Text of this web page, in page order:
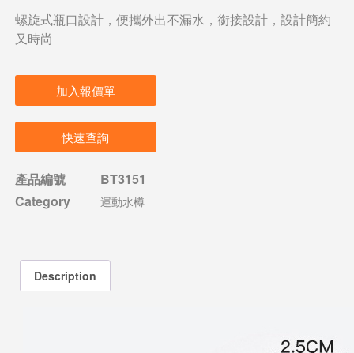
螺旋式瓶口設計，便攜外出不漏水，銜接設計，設計簡約
又時尚
加入報價單
快速查詢
產品編號
BT3151
Category
運動水樽
Description